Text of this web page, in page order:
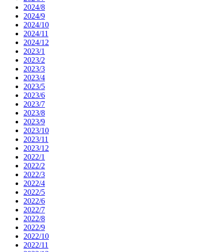
2024/8
2024/9
2024/10
2024/11
2024/12
2023/1
2023/2
2023/3
2023/4
2023/5
2023/6
2023/7
2023/8
2023/9
2023/10
2023/11
2023/12
2022/1
2022/2
2022/3
2022/4
2022/5
2022/6
2022/7
2022/8
2022/9
2022/10
2022/11